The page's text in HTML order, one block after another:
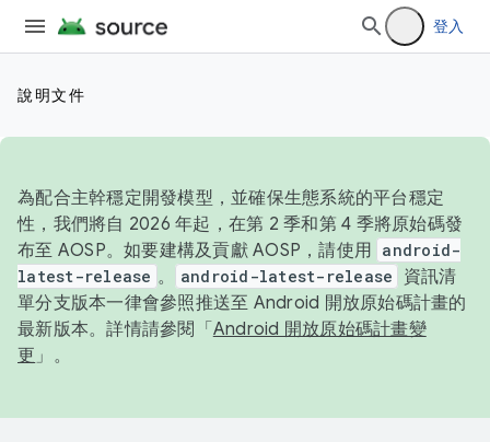
登入
說明文件
為配合主幹穩定開發模型，並確保生態系統的平台穩定
性，我們將自 2026 年起，在第 2 季和第 4 季將原始碼發
布至 AOSP。如要建構及貢獻 AOSP，請使用 android-
latest-release 。 android-latest-release
資訊清
單分支版本一律會參照推送至 Android 開放原始碼計畫的
最新版本。詳情請參閱「 Android 開放原始碼計畫變
更 」。